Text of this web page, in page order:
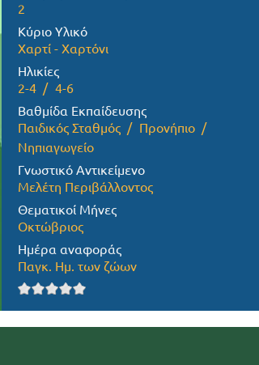
2
Κύριο Υλικό
Χαρτί - Χαρτόνι
Ηλικίες
2-4
4-6
Βαθμίδα Εκπαίδευσης
Παιδικός Σταθμός
Προνήπιο
Νηπιαγωγείο
Γνωστικό Αντικείμενο
Μελέτη Περιβάλλοντος
Θεματικοί Μήνες
Οκτώβριος
Ημέρα αναφοράς
Παγκ. Ημ. των ζώων